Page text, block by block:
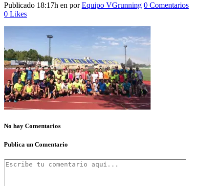
Publicado 18:17h en porEquipo VGrunning 0 Comentarios
0 Likes
No hay Comentarios
Publica un Comentario